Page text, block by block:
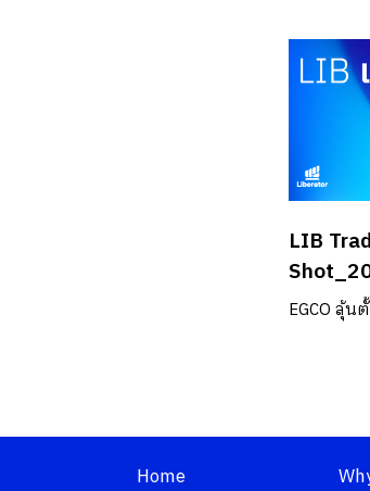
LIB
EGCO ลุ้น
Home